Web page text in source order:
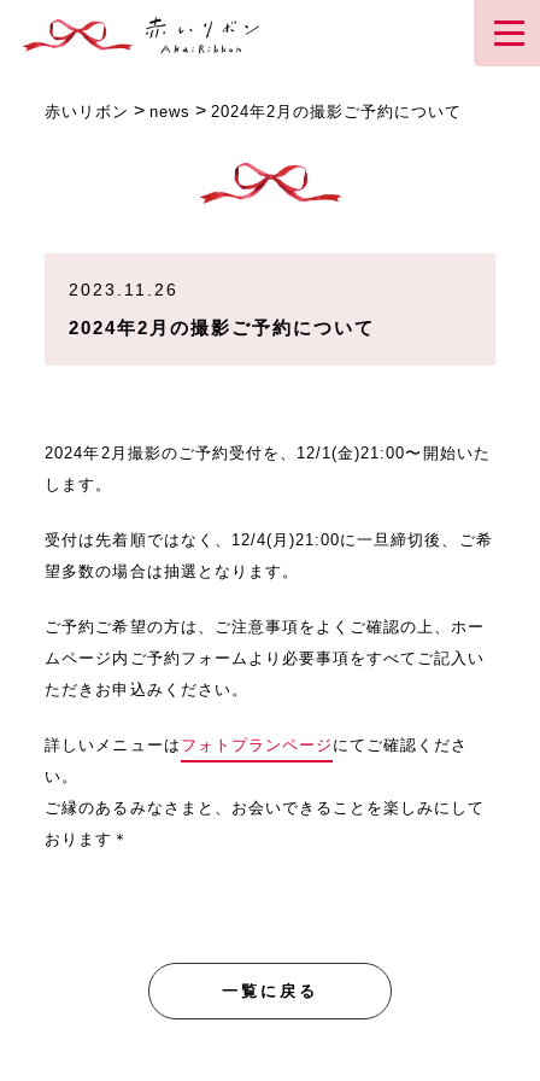
赤いリボン >news > 2024年2月の撮影ご予約について
2023.11.26
2024年2月の撮影ご予約について
2024年2月撮影のご予約受付を、12/1(金)21:00〜開始いた
します。
受付は先着順ではなく、12/4(月)21:00に一旦締切後、ご希
望多数の場合は抽選となります。
ご予約ご希望の方は、ご注意事項をよくご確認の上、ホー
ムページ内ご予約フォームより必要事項をすべてご記入い
ただきお申込みください。
詳しいメニューは フォトプランページ にてご確認くださ
い。
ご縁のあるみなさまと、お会いできることを楽しみにして
おります＊
一覧に戻る